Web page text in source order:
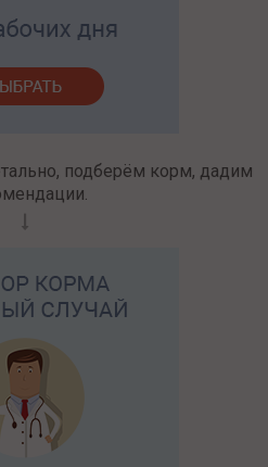
подберём корм, дадим